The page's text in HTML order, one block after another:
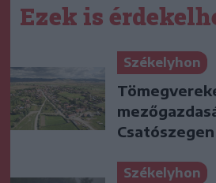
Ezek is
Székelyhon
Csatószegen
Székelyhon